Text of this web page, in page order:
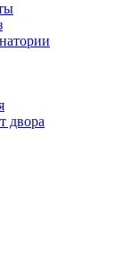
двора